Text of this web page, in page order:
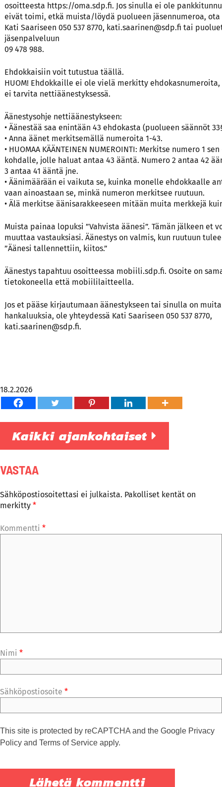
osoitteesta https://oma.sdp.fi. Jos sinulla ei ole
eivät toimi, etkä muista/löydä puolueen jäsennumeroa,
Kati Saariseen 050 537 8770, kati.saarinen@sdp.fi tai
jäsenpalveluun
09 478 988.
Ehdokkaisiin voit tutustua täällä.
HUOM! Ehdokkaille ei ole vielä merkitty
ei tarvita nettiäänestyksessä.
Äänestysohje nettiäänestykseen:
• Äänestää saa enintään 43 ehdokasta (puolueen säännöt
• Anna äänet merkitsemällä numeroita 1-43.
• HUOMAA KÄÄNTEINEN NUMEROINTI: Merkitse numero 1
kohdalle, jolle haluat antaa 43 ääntä. Numero 2 antaa 42
3 antaa 41 ääntä jne.
• Äänimäärään ei vaikuta se, kuinka monelle ehdokkaalle
vaan ainoastaan se, minkä numeron merkitsee ruutuun.
• Älä merkitse äänisarakkeeseen mitään muita merkkejä
Muista painaa lopuksi ”Vahvista äänesi”. Tämän jälkeen et
muuttaa vastauksiasi. Äänestys on valmis, kun ruutuun
”Äänesi tallennettiin, kiitos.”
Äänestys tapahtuu osoitteessa mobiili.sdp.fi. Osoite on
tietokoneella että mobiililaitteella.
Jos et pääse kirjautumaan äänestykseen tai sinulla on muita
hankaluuksia, ole yhteydessä Kati Saariseen 050 537 8770,
kati.saarinen@sdp.fi.
18.2.2026
Kaikki ajankohtaiset
VASTAA
Sähköpostiosoitettasi ei julkaista. Pakolliset kentät on
merkitty *
Kommentti *
Nimi *
Sähköpostiosoite *
This site is protected by reCAPTCHA and the Google Privacy
Policy and Terms of Service apply.